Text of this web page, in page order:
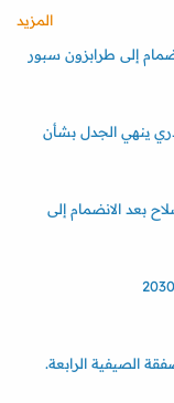
المزيد
إلى طرابزون سبور
ينهي الجدل بشأن
بعد الانضمام إلى
الصيفية الرابعة.